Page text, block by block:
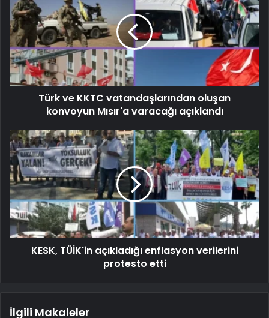
Türk ve KKTC vatandaşlarından oluşan
konvoyun Mısır'a varacağı açıklandı
KESK, TÜİK'in açıkladığı enflasyon verilerini
protesto etti
İlgili Makaleler